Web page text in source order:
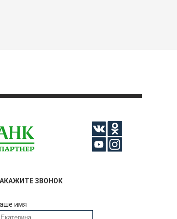
ЗВОНОК
имя